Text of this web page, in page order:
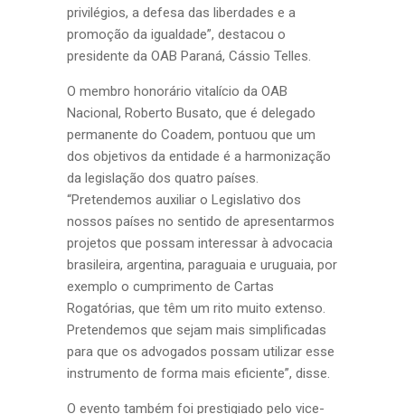
privilégios, a defesa das liberdades e a
promoção da igualdade”, destacou o
presidente da OAB Paraná, Cássio Telles.
O membro honorário vitalício da OAB
Nacional, Roberto Busato, que é delegado
permanente do Coadem, pontuou que um
dos objetivos da entidade é a harmonização
da legislação dos quatro países.
“Pretendemos auxiliar o Legislativo dos
nossos países no sentido de apresentarmos
projetos que possam interessar à advocacia
brasileira, argentina, paraguaia e uruguaia, por
exemplo o cumprimento de Cartas
Rogatórias, que têm um rito muito extenso.
Pretendemos que sejam mais simplificadas
para que os advogados possam utilizar esse
instrumento de forma mais eficiente”, disse.
O evento também foi prestigiado pelo vice-